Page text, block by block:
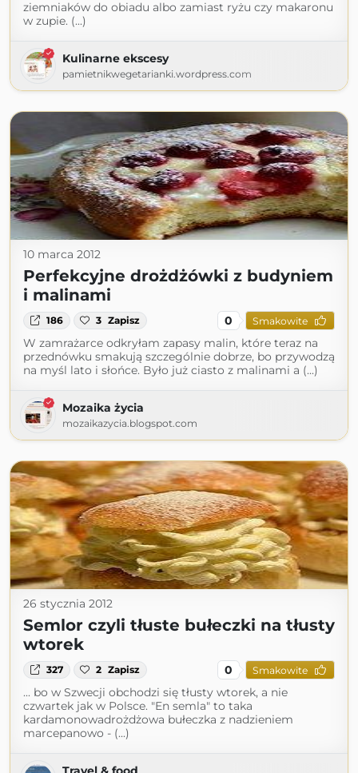
ziemniaków do obiadu albo zamiast ryżu czy makaronu
w zupie. (...)
Kulinarne ekscesy
pamietnikwegetarianki.wordpress.com
10 marca 2012
Perfekcyjne drożdżówki z budyniem
i malinami
186 3 Zapisz 0 Smakowite
W zamrażarce odkryłam zapasy malin, które teraz na
przednówku smakują szczególnie dobrze, bo przywodzą
na myśl lato i słońce. Było już ciasto z malinami a (...)
Mozaika życia
mozaikazycia.blogspot.com
26 stycznia 2012
Semlor czyli tłuste bułeczki na tłusty
wtorek
327 2 Zapisz 0 Smakowite
... bo w Szwecji obchodzi się tłusty wtorek, a nie
czwartek jak w Polsce. "En semla" to taka
kardamonowadrożdżowa bułeczka z nadzieniem
marcepanowo - (...)